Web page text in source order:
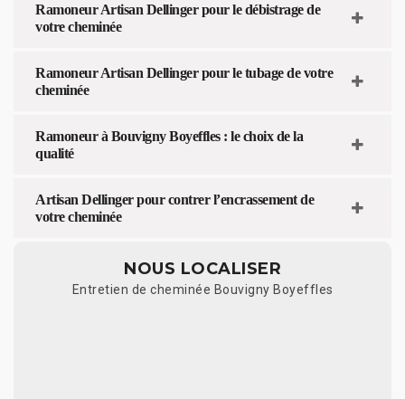
Ramoneur Artisan Dellinger pour le débistrage de
votre cheminée
Ramoneur Artisan Dellinger pour le tubage de votre
cheminée
Ramoneur à Bouvigny Boyeffles : le choix de la
qualité
Artisan Dellinger pour contrer l’encrassement de
votre cheminée
NOUS LOCALISER
Entretien de cheminée Bouvigny Boyeffles